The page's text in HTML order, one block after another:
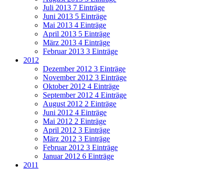
Juli 2013 7 Einträge
Juni 2013 5 Einträge
Mai 2013 4 Einträge
April 2013 5 Einträge
März 2013 4 Einträge
Februar 2013 3 Einträge
2012
Dezember 2012 3 Einträge
November 2012 3 Einträge
Oktober 2012 4 Einträge
September 2012 4 Einträge
August 2012 2 Einträge
Juni 2012 4 Einträge
Mai 2012 2 Einträge
April 2012 3 Einträge
März 2012 3 Einträge
Februar 2012 3 Einträge
Januar 2012 6 Einträge
2011